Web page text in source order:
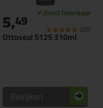
Ottoseal S125 310ml
5,49 (25)
Bekijken